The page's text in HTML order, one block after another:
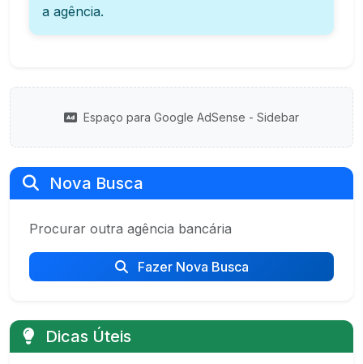
a agência.
Espaço para Google AdSense - Sidebar
Nova Busca
Procurar outra agência bancária
Fazer Nova Busca
Dicas Úteis